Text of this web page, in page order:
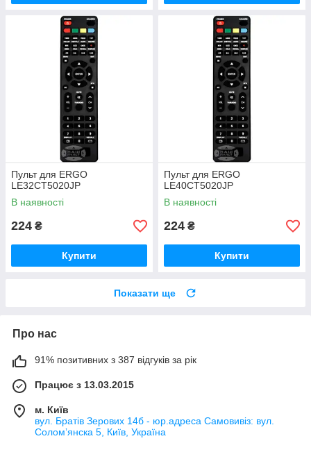
Пульт для ERGO
LE32CT5020JP
В наявності
224 ₴
Купити
Пульт для ERGO
LE40CT5020JP
В наявності
224 ₴
Купити
Показати ще
Про нас
91% позитивних з 387 відгуків за рік
Працює з 13.03.2015
м. Київ
вул. Братів Зерових 14б - юр.адреса Самовивіз: вул.
Соломʼянска 5, Київ, Україна